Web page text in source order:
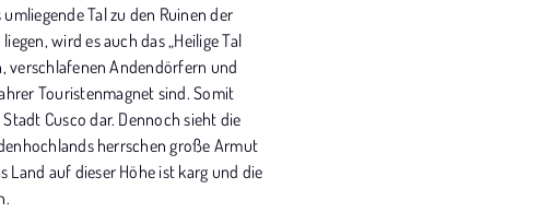
Tal zu den Ruinen der
wird es auch das „Heilige Tal
verschlafenen Andendörfern und
Touristenmagnet sind. Somit
Cusco dar. Dennoch sieht die
herrschen große Armut
auf dieser Höhe ist karg und die